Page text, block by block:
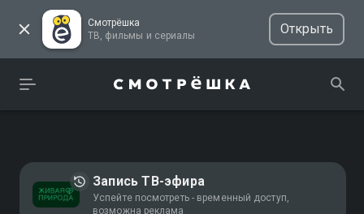
Смотрёшка
ТВ, фильмы и сериалы
Открыть
Запись ТВ-эфира
Успейте посмотреть - временный доступ,
возможна реклама